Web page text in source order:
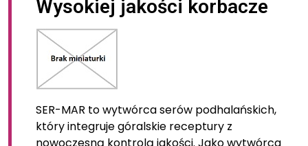
Wysokiej jakości korbacze
SER-MAR to wytwórca serów podhalańskich,
który integruje góralskie receptury z